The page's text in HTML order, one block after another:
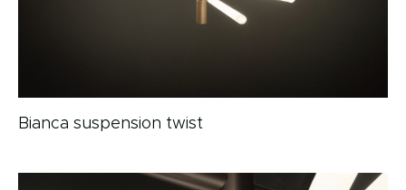
Bianca suspension twist